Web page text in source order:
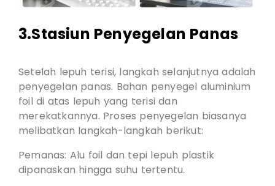
3.Stasiun Penyegelan Panas
Setelah lepuh terisi, langkah selanjutnya adalah
penyegelan panas. Bahan penyegel aluminium
foil di atas lepuh yang terisi dan
merekatkannya. Proses penyegelan biasanya
melibatkan langkah-langkah berikut:
Pemanas: Alu foil dan tepi lepuh plastik
dipanaskan hingga suhu tertentu.